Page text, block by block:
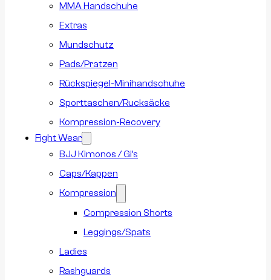
MMA Handschuhe
Extras
Mundschutz
Pads/Pratzen
Rückspiegel-Minihandschuhe
Sporttaschen/Rucksäcke
Kompression-Recovery
Fight Wear
BJJ Kimonos / Gi’s
Caps/Kappen
Kompression
Compression Shorts
Leggings/Spats
Ladies
Rashguards